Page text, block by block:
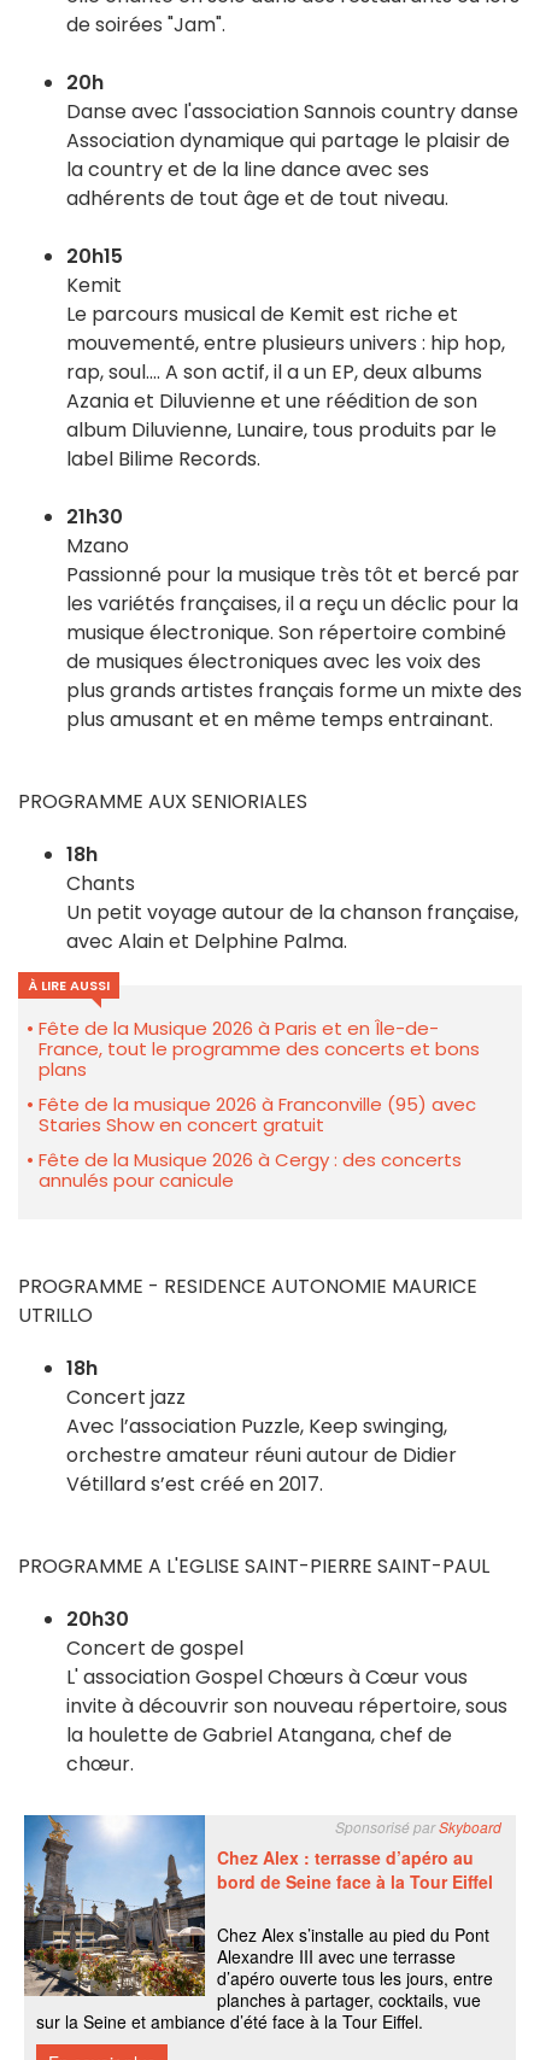
de soirées "Jam".
20h
Danse avec l'association Sannois country danse
Association dynamique qui partage le plaisir de
la country et de la line dance avec ses
adhérents de tout âge et de tout niveau.
20h15
Kemit
Le parcours musical de Kemit est riche et
mouvementé, entre plusieurs univers : hip hop,
rap, soul…. A son actif, il a un EP, deux albums
Azania et Diluvienne et une réédition de son
album Diluvienne, Lunaire, tous produits par le
label Bilime Records.
21h30
Mzano
Passionné pour la musique très tôt et bercé par
les variétés françaises, il a reçu un déclic pour la
musique électronique. Son répertoire combiné
de musiques électroniques avec les voix des
plus grands artistes français forme un mixte des
plus amusant et en même temps entrainant.
PROGRAMME AUX SENIORIALES
18h
Chants
Un petit voyage autour de la chanson française,
avec Alain et Delphine Palma.
À LIRE AUSSI
Fête de la Musique 2026 à Paris et en Île-de-
France, tout le programme des concerts et bons
plans
Fête de la musique 2026 à Franconville (95) avec
Staries Show en concert gratuit
Fête de la Musique 2026 à Cergy : des concerts
annulés pour canicule
PROGRAMME - RESIDENCE AUTONOMIE MAURICE
UTRILLO
18h
Concert jazz
Avec l’association Puzzle, Keep swinging,
orchestre amateur réuni autour de Didier
Vétillard s’est créé en 2017.
PROGRAMME A L'EGLISE SAINT-PIERRE SAINT-PAUL
20h30
Concert de gospel
L' association Gospel Chœurs à Cœur vous
invite à découvrir son nouveau répertoire, sous
la houlette de Gabriel Atangana, chef de
chœur.